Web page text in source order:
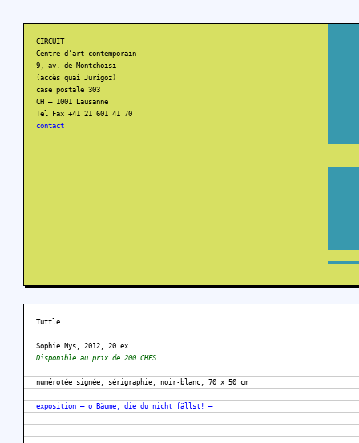
CIRCUIT
Centre d’art contemporain
9, av. de Montchoisi
(accès quai Jurigoz)
case postale 303
CH – 1001 Lausanne
Tel Fax +41 21 601 41 70
contact
Tuttle
Sophie Nys, 2012, 20 ex.
Disponible au prix de 200 CHFS
numérotée signée, sérigraphie, noir-blanc, 70 x 50 cm
exposition — o Bäume, die du nicht fällst! —